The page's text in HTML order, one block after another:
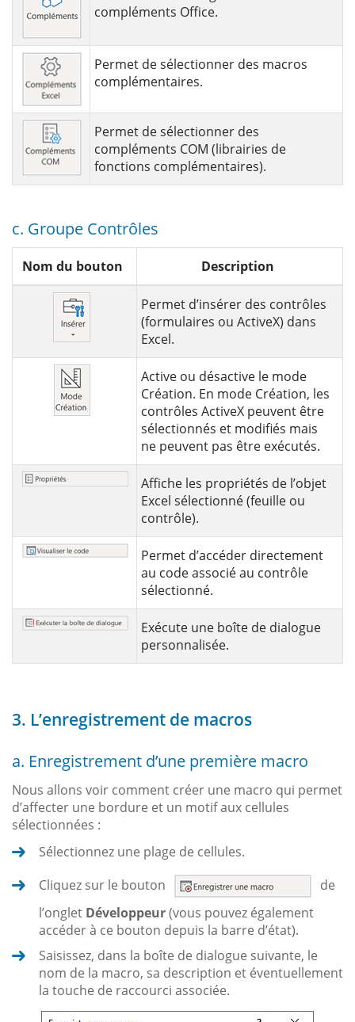
compléments Office.
Permet de sélectionner des macros
complémentaires.
Permet de sélectionner des
compléments COM (librairies de
fonctions complémentaires).
c. Groupe Contrôles
Nom du bouton Description
Permet d’insérer des contrôles
(formulaires ou ActiveX) dans
Excel.
Active ou désactive le mode
Création. En mode Création, les
contrôles ActiveX peuvent être
sélectionnés et modifiés mais
ne peuvent pas être exécutés.
Affiche les propriétés de l’objet
Excel sélectionné (feuille ou
contrôle).
Permet d’accéder directement
au code associé au contrôle
sélectionné.
Exécute une boîte de dialogue
personnalisée.
3. L’enregistrement de macros
a. Enregistrement d’une première macro
Nous allons voir comment créer une macro qui permet
d’affecter une bordure et un motif aux cellules
sélectionnées :
Sélectionnez une plage de cellules.
Cliquez sur le bouton
de
l’onglet Développeur(vous pouvez également
accéder à ce bouton depuis la barre d’état).
Saisissez, dans la boîte de dialogue suivante, le
nom de la macro, sa description et éventuellement
la touche de raccourci associée.